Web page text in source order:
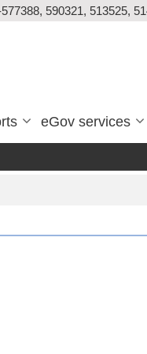
590321, 513525,
eGov services